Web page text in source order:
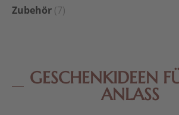
Zubehör 7
GESCHENKIDEEN
ANLASS